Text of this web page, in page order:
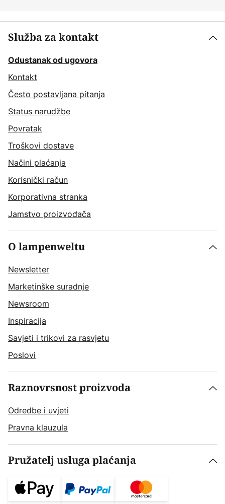
Služba za kontakt
Odustanak od ugovora
Kontakt
Često postavljana pitanja
Status narudžbe
Povratak
Troškovi dostave
Načini plaćanja
Korisnički račun
Korporativna stranka
Jamstvo proizvođača
O lampenweltu
Newsletter
Marketinške suradnje
Newsroom
Inspiracija
Savjeti i trikovi za rasvjetu
Poslovi
Raznovrsnost proizvoda
Odredbe i uvjeti
Pravna klauzula
Pružatelj usluga plaćanja